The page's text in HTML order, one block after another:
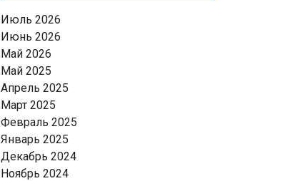
Июль 2026
Июнь 2026
Май 2026
Май 2025
Апрель 2025
Март 2025
Февраль 2025
Январь 2025
Декабрь 2024
Ноябрь 2024